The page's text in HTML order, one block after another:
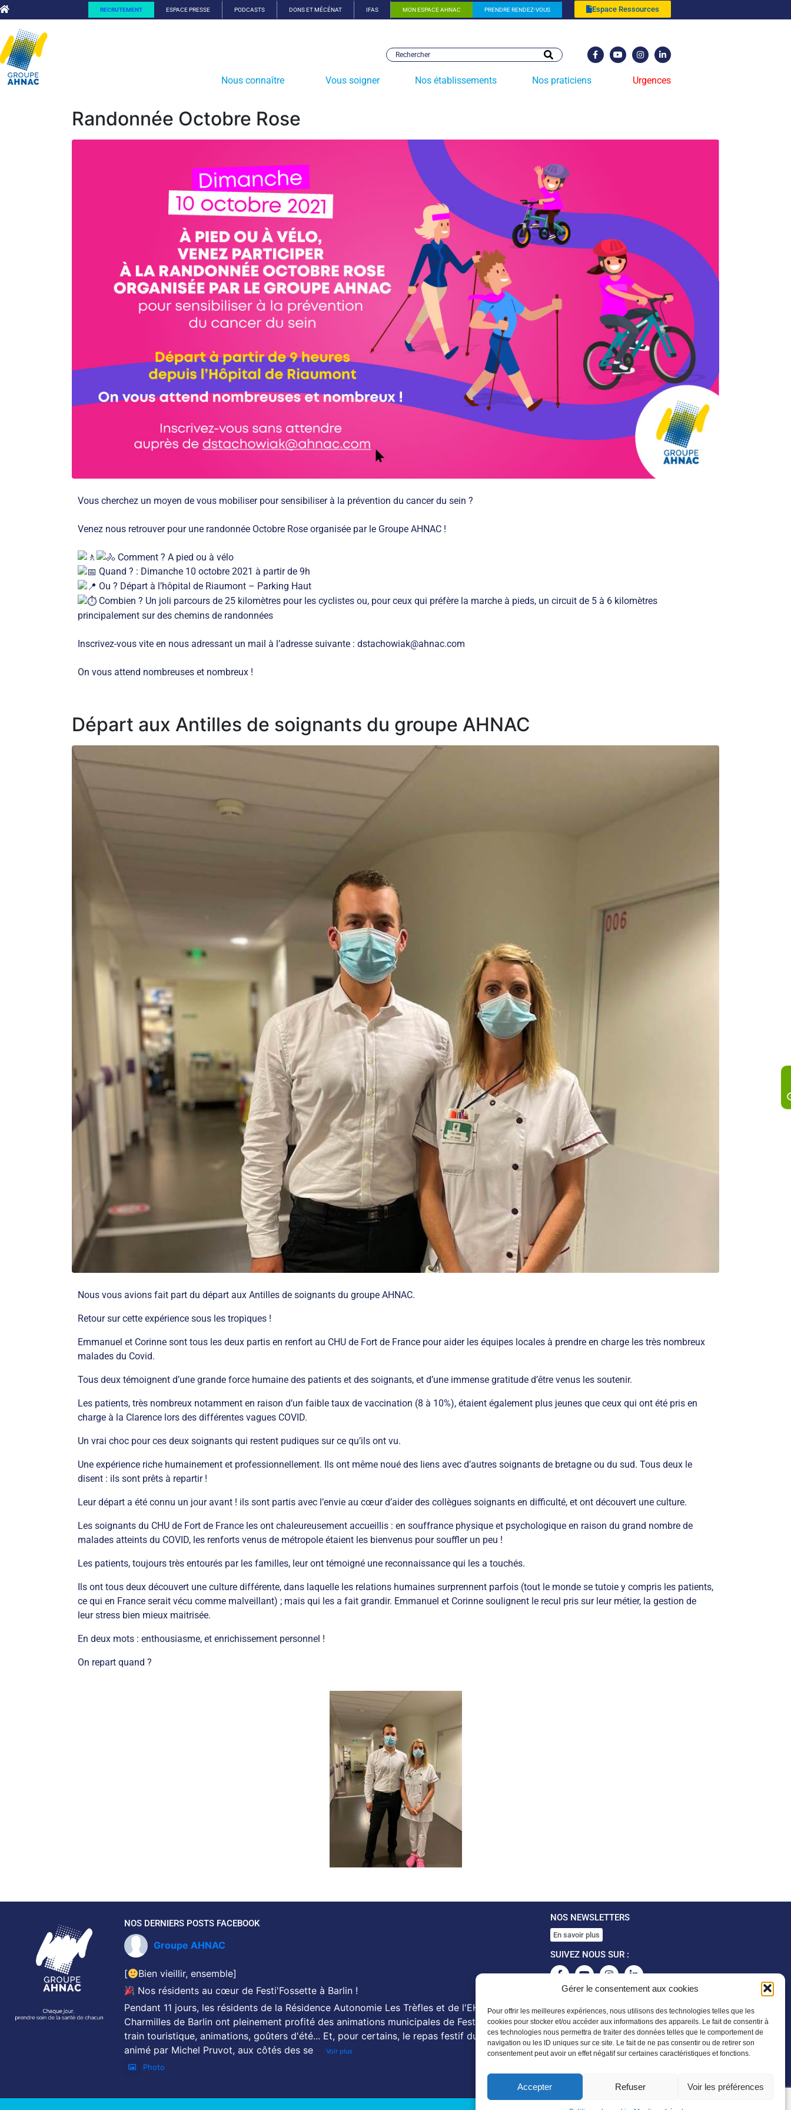
Gérer le consentement aux cookies
Pour offrir les meilleures expériences, nous utilisons des technologies telles que les
cookies pour stocker et/ou accéder aux informations des appareils. Le fait de consentir à
ces technologies nous permettra de traiter des données telles que le comportement de
navigation ou les ID uniques sur ce site. Le fait de ne pas consentir ou de retirer son
consentement peut avoir un effet négatif sur certaines caractéristiques et fonctions.
Accepter Refuser Voir les préférences
RECRUTEMENT ESPACE PRESSE PODCASTS DONS ET MÉCÉNAT IFAS MON ESPACE AHNAC PRENDRE RENDEZ-VOUS Espace Ressources
Nous connaître Vous soigner Nos établissements Nos praticiens Urgences
Randonnée Octobre Rose
Vous cherchez un moyen de vous mobiliser pour sensibiliser à la prévention du cancer du sein ?
Venez nous retrouver pour une randonnée Octobre Rose organisée par le Groupe AHNAC !
Comment ? A pied ou à vélo
Quand ? : Dimanche 10 octobre 2021 à partir de 9h
Ou ? Départ à l’hôpital de Riaumont – Parking Haut
Combien ? Un joli parcours de 25 kilomètres pour les cyclistes ou, pour ceux qui préfère la marche à pieds, un circuit de 5 à 6 kilomètres
principalement sur des chemins de randonnées
Inscrivez-vous vite en nous adressant un mail à l’adresse suivante : dstachowiak@ahnac.com
On vous attend nombreuses et nombreux !
Départ aux Antilles de soignants du groupe AHNAC
Nous vous avions fait part du départ aux Antilles de soignants du groupe AHNAC.
Retour sur cette expérience sous les tropiques !
Emmanuel et Corinne sont tous les deux partis en renfort au CHU de Fort de France pour aider les équipes locales à prendre en charge les très nombreux
malades du Covid.
Tous deux témoignent d’une grande force humaine des patients et des soignants, et d’une immense gratitude d’être venus les soutenir.
Les patients, très nombreux notamment en raison d’un faible taux de vaccination (8 à 10%), étaient également plus jeunes que ceux qui ont été pris en
charge à la Clarence lors des différentes vagues COVID.
Un vrai choc pour ces deux soignants qui restent pudiques sur ce qu’ils ont vu.
Une expérience riche humainement et professionnellement. Ils ont même noué des liens avec d’autres soignants de bretagne ou du sud. Tous deux le
disent : ils sont prêts à repartir !
Leur départ a été connu un jour avant ! ils sont partis avec l’envie au cœur d’aider des collègues soignants en difficulté, et ont découvert une culture.
Les soignants du CHU de Fort de France les ont chaleureusement accueillis : en souffrance physique et psychologique en raison du grand nombre de
malades atteints du COVID, les renforts venus de métropole étaient les bienvenus pour souffler un peu !
Les patients, toujours très entourés par les familles, leur ont témoigné une reconnaissance qui les a touchés.
Ils ont tous deux découvert une culture différente, dans laquelle les relations humaines surprennent parfois (tout le monde se tutoie y compris les patients,
ce qui en France serait vécu comme malveillant) ; mais qui les a fait grandir. Emmanuel et Corinne soulignent le recul pris sur leur métier, la gestion de
leur stress bien mieux maitrisée.
En deux mots : enthousiasme, et enrichissement personnel !
On repart quand ?
NOS DERNIERS POSTS FACEBOOK
Groupe AHNAC
[
Bien vieillir, ensemble]
Nos résidents au cœur de Festi'Fossette à Barlin !
Pendant 11 jours, les résidents de la Résidence Autonomie Les Trèfles et de l'EHPAD Les
Charmilles de Barlin ont pleinement profité des animations municipales de Festi'Fossette :
train touristique, animations, goûters d'été... Et, pour certains, le repas festif du 26 juillet
animé par Michel Pruvot, aux côtés des se ...Voir plus
Photo
NOS NEWSLETTERS
En savoir plus
SUIVEZ NOUS SUR :